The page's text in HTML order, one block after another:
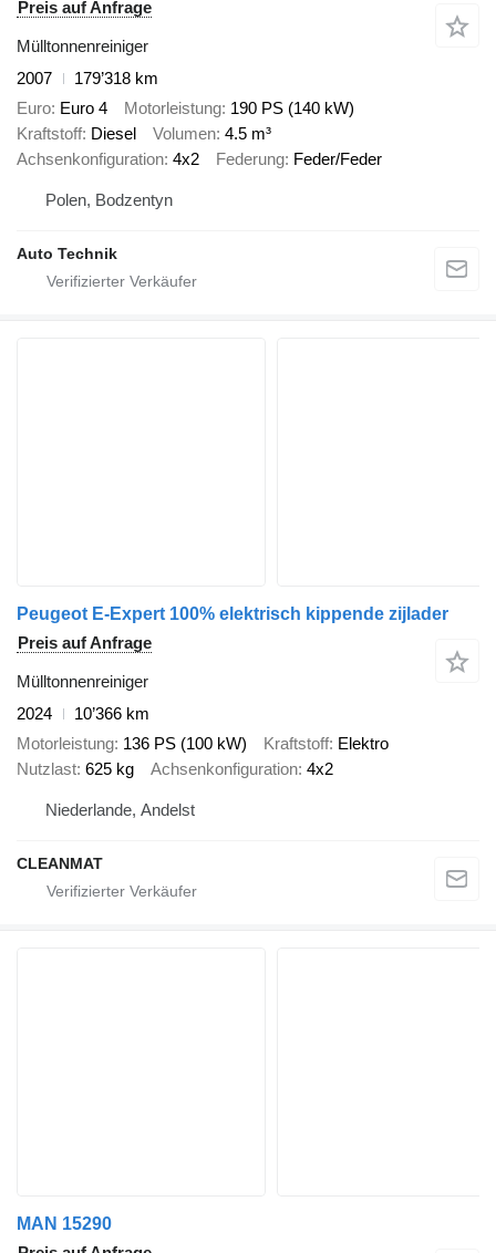
Preis auf Anfrage
Mülltonnenreiniger
2007
179’318 km
Euro Euro 4 Motorleistung 190 PS (140 kW)
Kraftstoff Diesel Volumen 4.5 m³
Achsenkonfiguration 4x2 Federung Feder/Feder
Polen, Bodzentyn
Auto Technik
Peugeot E-Expert 100% elektrisch kippende zijlader
Preis auf Anfrage
Mülltonnenreiniger
2024
10’366 km
Motorleistung 136 PS (100 kW) Kraftstoff Elektro
Nutzlast 625 kg Achsenkonfiguration 4x2
Niederlande, Andelst
CLEANMAT
MAN 15290